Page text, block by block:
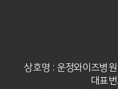
상호명 : 운정와이즈병원
대표